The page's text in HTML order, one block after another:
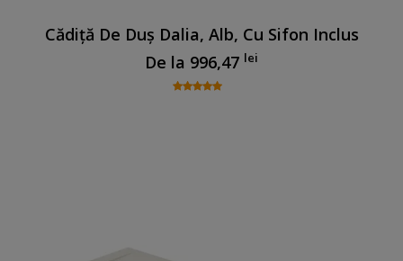
Cădiță De Duș Dalia, Alb, Cu Sifon Inclus
De la 996,47 lei